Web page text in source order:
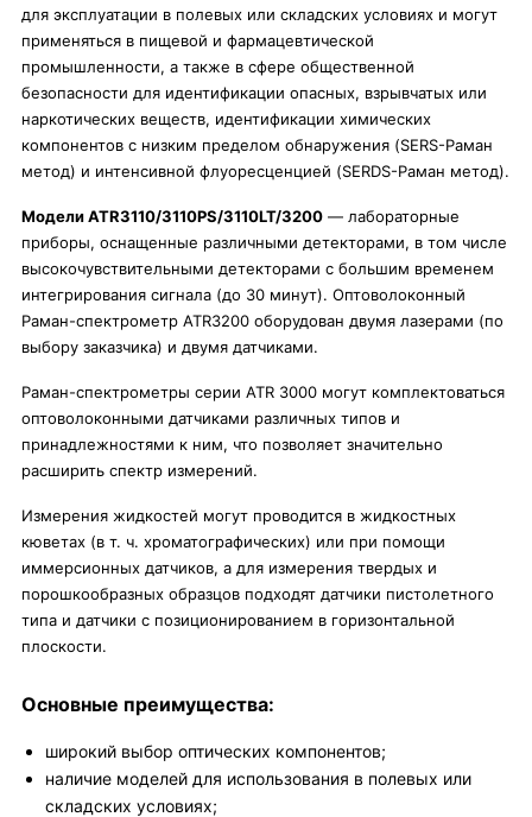
для эксплуатации в полевых или складских условиях и могут
применяться в пищевой и фармацевтической
промышленности, а также в сфере общественной
безопасности для идентификации опасных, взрывчатых или
наркотических веществ, идентификации химических
компонентов с низким пределом обнаружения (SERS-Раман
метод) и интенсивной флуоресценцией (SERDS-Раман метод).
Модели ATR3110/3110PS/3110LT/3200 — лабораторные
приборы, оснащенные различными детекторами, в том числе
высокочувствительными детекторами с большим временем
интегрирования сигнала (до 30 минут). Оптоволоконный
Раман-спектрометр ATR3200 оборудован двумя лазерами (по
выбору заказчика) и двумя датчиками.
Раман-спектрометры серии ATR 3000 могут комплектоваться
оптоволоконными датчиками различных типов и
принадлежностями к ним, что позволяет значительно
расширить спектр измерений.
Измерения жидкостей могут проводится в жидкостных
кюветах (в т. ч. хроматографических) или при помощи
иммерсионных датчиков, а для измерения твердых и
порошкообразных образцов подходят датчики пистолетного
типа и датчики с позиционированием в горизонтальной
плоскости.
Основные преимущества:
широкий выбор оптических компонентов;
наличие моделей для использования в полевых или
складских условиях;